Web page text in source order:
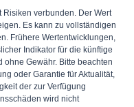
Risiken verbunden. Der Wert
Es kann zu vollständigen
Frühere Wertentwicklungen,
Indikator für die künftige
ohne Gewähr. Bitte beachten
oder Garantie für Aktualität,
der zur Verfügung
wird nicht